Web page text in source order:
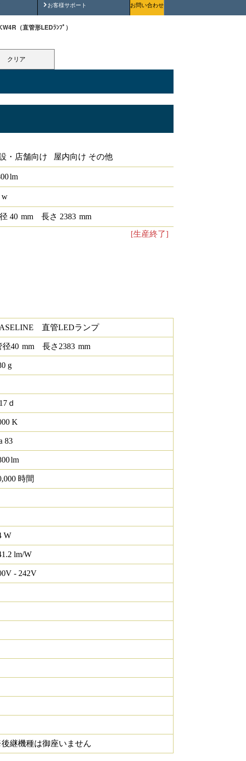
お客様サポート
安全にご使用いただくためにお問い合わせ
（直管形LEDﾗﾝﾌﾟ）
クリア
・店舗向け 屋内向け その他
lm
w
40 mm 長さ 2383 mm
[生産終了]
直管LEDランプ
径40 mm 長さ 2383 mm
g
ｄ
K
83
lm
時間
W
lm/W
- 242V
継機種は御座いません